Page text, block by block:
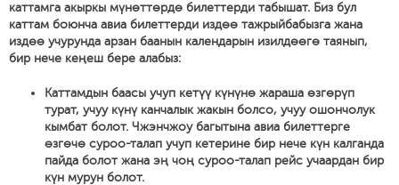
каттамга акыркы мүнөттөрдө билеттерди табышат. Биз бул
каттам боюнча авиа билеттерди издөө тажрыйбабызга жана
издөө учурунда арзан баанын календарын изилдөөгө таянып,
бир нече кеңеш бере алабыз:
Каттамдын баасы учуп кетүү күнүнө жараша өзгөрүп
турат, учуу күнү канчалык жакын болсо, учуу ошончолук
кымбат болот. Чжэнчжоу багытына авиа билеттерге
өзгөчө суроо-талап учуп кетерине бир нече күн калганда
пайда болот жана эң чоң суроо-талап рейс учаардан бир
күн мурун болот.